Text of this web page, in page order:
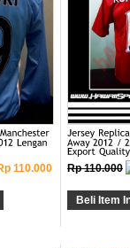
110.000 Rp 110.000
Beli Item